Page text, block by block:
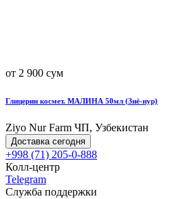
от 2 900 сум
Глицерин космет. МАЛИНА 50мл (Зиё-нур)
Ziyo Nur Farm ЧП, Узбекистан
Доставка сегодня
+998 (71) 205-0-888
Колл-центр
Telegram
Служба поддержки